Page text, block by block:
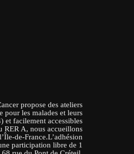
propose des ateliers
pour les malades et leurs
et facilement accessibles
RER A, nous accueillons
de-France.L’adhésion
participation libre de 1